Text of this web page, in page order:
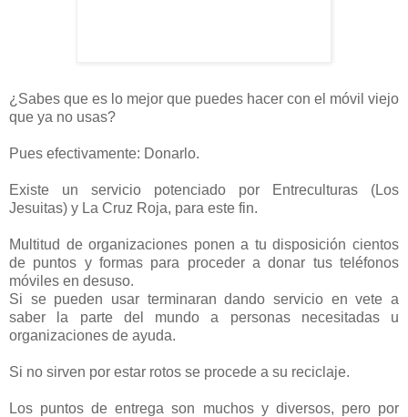
¿Sabes que es lo mejor que puedes hacer con el móvil viejo
que ya no usas?
Pues efectivamente: Donarlo.
Existe un servicio potenciado por Entreculturas (Los
Jesuitas) y La Cruz Roja, para este fin.
Multitud de organizaciones ponen a tu disposición cientos
de puntos y formas para proceder a donar tus teléfonos
móviles en desuso.
Si se pueden usar terminaran dando servicio en vete a
saber la parte del mundo a personas necesitadas u
organizaciones de ayuda.
Si no sirven por estar rotos se procede a su reciclaje.
Los puntos de entrega son muchos y diversos, pero por